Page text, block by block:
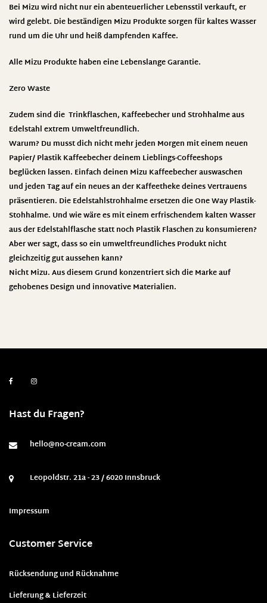
Bei Mizu wird nicht nur ein abenteuerlicher Lebensstil verkauft, er
wird gelebt. Die beständigen Mizu Produkte sorgen für kaltes Wasser
rund um die Uhr und heiß dampfenden Kaffee.
Alle Mizu Produkte haben eine Lebenslange Garantie.
Zero Waste
Zudem sind die Trinkflaschen, Kaffeebecher und Strohhalme aus
Edelstahl extrem Umweltfreundlich.
Warum? Du musst dich nicht mehr jeden Morgen mit einem neuen
Papier/ Plastik Kaffeebecher deinem Lieblings-Coffeeshops
beglücken lassen. Einfach deinen Mizu Kaffeebecher auswaschen
und jeden Tag auf ein neues an der Kaffeetheke deines Vertrauens
präsentieren. Die Edelstahlstrohhalme ersetzen die One Way Plastik-
Stohhalme. Und wie wäre es mit einem erfrischendem kalten Wasser
aus der Edelstahlflasche statt noch Plastik Flaschen zu konsumieren?
Aber wer sagt, dass so ein umweltfreundliches Produkt nicht
gleichzeitig gut aussehen kann?
Nicht Mizu. Aus diesem Grund konzentriert sich die Marke auf
gehobenes Design und innovative Materialien.
Hast du Fragen?
hello@no-cream.com
Leopoldstr. 21a - 23 / 6020 Innsbruck
Impressum
Customer Service
Rücksendung und Rücknahme
Lieferung & Lieferzeit